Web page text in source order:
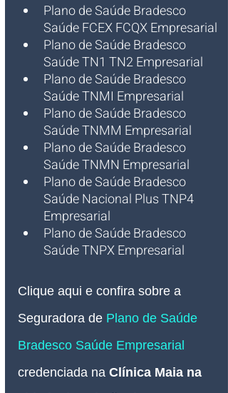
Plano de Saúde Bradesco
Saúde FCEX FCQX Empresarial
Plano de Saúde Bradesco
Saúde TN1 TN2 Empresarial
Plano de Saúde Bradesco
Saúde TNMI Empresarial
Plano de Saúde Bradesco
Saúde TNMM Empresarial
Plano de Saúde Bradesco
Saúde TNMN Empresarial
Plano de Saúde Bradesco
Saúde Nacional Plus TNP4
Empresarial
Plano de Saúde Bradesco
Saúde TNPX Empresarial
Clique aqui e confira sobre a
Seguradora de Plano de Saúde
Bradesco Saúde Empresarial
credenciada na Clínica Maia na